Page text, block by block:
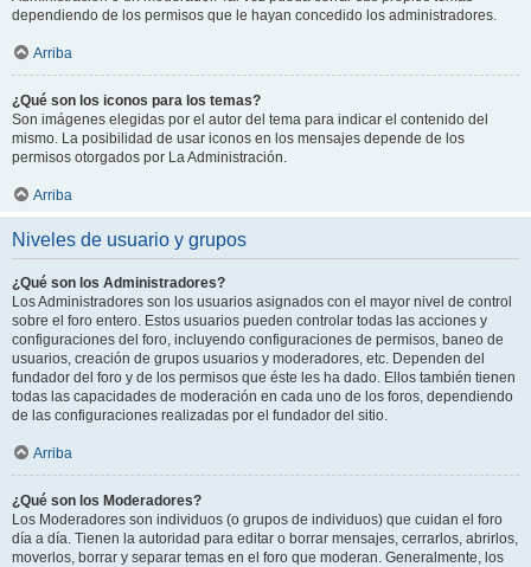
dependiendo de los permisos que le hayan concedido los administradores.
Arriba
¿Qué son los iconos para los temas?
Son imágenes elegidas por el autor del tema para indicar el contenido del
mismo. La posibilidad de usar iconos en los mensajes depende de los
permisos otorgados por La Administración.
Arriba
Niveles de usuario y grupos
¿Qué son los Administradores?
Los Administradores son los usuarios asignados con el mayor nivel de control
sobre el foro entero. Estos usuarios pueden controlar todas las acciones y
configuraciones del foro, incluyendo configuraciones de permisos, baneo de
usuarios, creación de grupos usuarios y moderadores, etc. Dependen del
fundador del foro y de los permisos que éste les ha dado. Ellos también tienen
todas las capacidades de moderación en cada uno de los foros, dependiendo
de las configuraciones realizadas por el fundador del sitio.
Arriba
¿Qué son los Moderadores?
Los Moderadores son individuos (o grupos de individuos) que cuidan el foro
día a día. Tienen la autoridad para editar o borrar mensajes, cerrarlos, abrirlos,
moverlos, borrar y separar temas en el foro que moderan. Generalmente, los